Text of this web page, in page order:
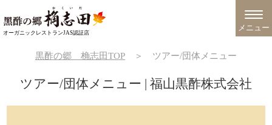
オーガニックレストランJAS認証店
メニュー
黒酢の郷 桷志田TOP ＞ ツアー/団体メニュー
ツアー/団体メニュー | 福山黒酢株式会社